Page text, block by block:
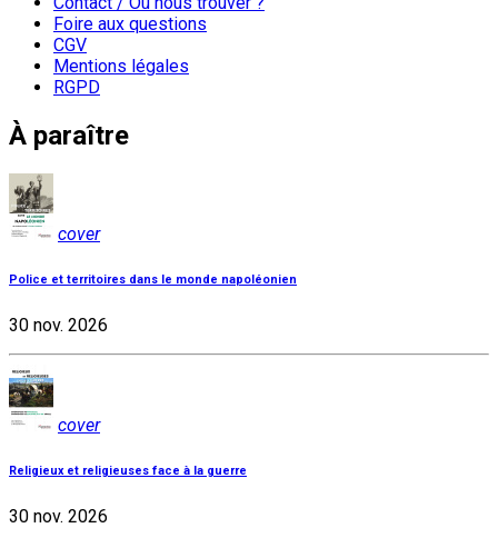
Foire aux questions
CGV
Mentions légales
RGPD
À paraître
cover
Police et territoires dans le monde napoléonien
30 nov. 2026
cover
Religieux et religieuses face à la guerre
30 nov. 2026